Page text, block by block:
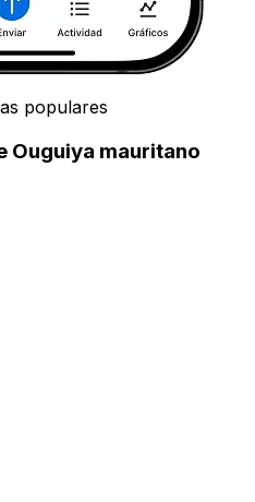
populares
Ouguiya mauritano